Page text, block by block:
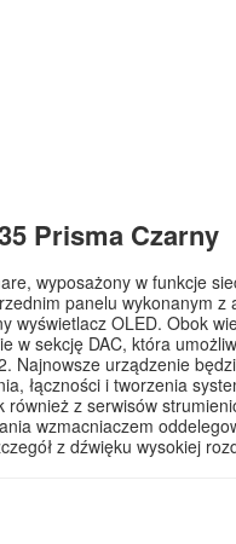
Prisma Czarny
wyposażony w funkcje
panelu wykonanym
wyświetlacz OLED. Obok
w sekcję DAC, która
Najnowsze urządzenie
łączności i tworzenia
z serwisów
wzmacniaczem
z dźwięku wysokiej